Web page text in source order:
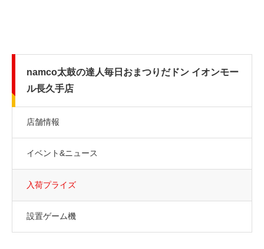
namco太鼓の達人毎日おまつりだドン イオンモー
ル長久手店
店舗情報
イベント&ニュース
入荷プライズ
設置ゲーム機